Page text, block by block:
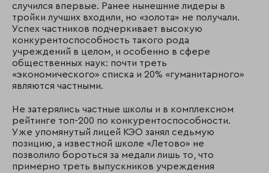
случился впервые. Ранее нынешние лидеры в
тройки лучших входили, но «золота» не получали.
Успех частников подчеркивает высокую
конкурентоспособность такого рода
учреждений в целом, и особенно в сфере
общественных наук: почти треть
«экономического» списка и 20% «гуманитарного»
являются частными.
Не затерялись частные школы и в комплексном
рейтинге топ-200 по конкурентоспособности.
Уже упомянутый лицей КЭО занял седьмую
позицию, а известной школе «Летово» не
позволило бороться за медали лишь то, что
примерно треть выпускников учреждения